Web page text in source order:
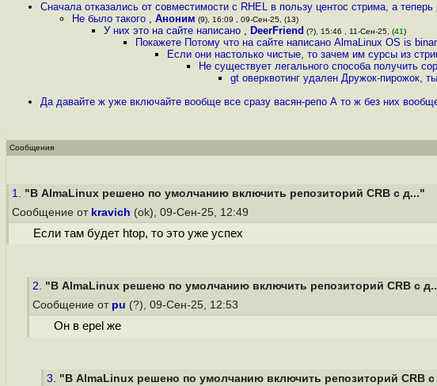
Сначала отказались от совместимости с RHEL в пользу центос стрима, а
Не было такого , Аноним (9), 16:09 , 09-Сен-25, (13)
У них это на сайте написано , DeerFriend (?), 15:46 , 11-Сен-25, (41)
Покажете Потому что на сайте написано AlmaLinux OS is
Если они настолько чистые, то зачем им сурсы из
Не существует легального способа получить
gt оверквотинг удален Дружок-пирожок,
Да давайте ж уже включайте вообще все сразу васян-репо А то ж без них
Сообщения
1. "В AlmaLinux решено по умолчанию включить репозиторий CRB с д..."
Сообщение от kravich (ok), 09-Сен-25, 12:49
Если там будет htop, то это уже успех
2. "В AlmaLinux решено по умолчанию включить репозиторий CRB с
Сообщение от pu (?), 09-Сен-25, 12:53
Он в epel же
3. "В AlmaLinux решено по умолчанию включить репозиторий CRB с